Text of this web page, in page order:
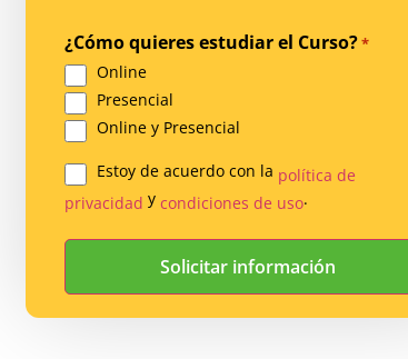
¿Cómo quieres estudiar el Curso?*
Online
Presencial
Online y Presencial
Legal
*
Estoy de acuerdo con la política de
privacidad y condiciones de uso.